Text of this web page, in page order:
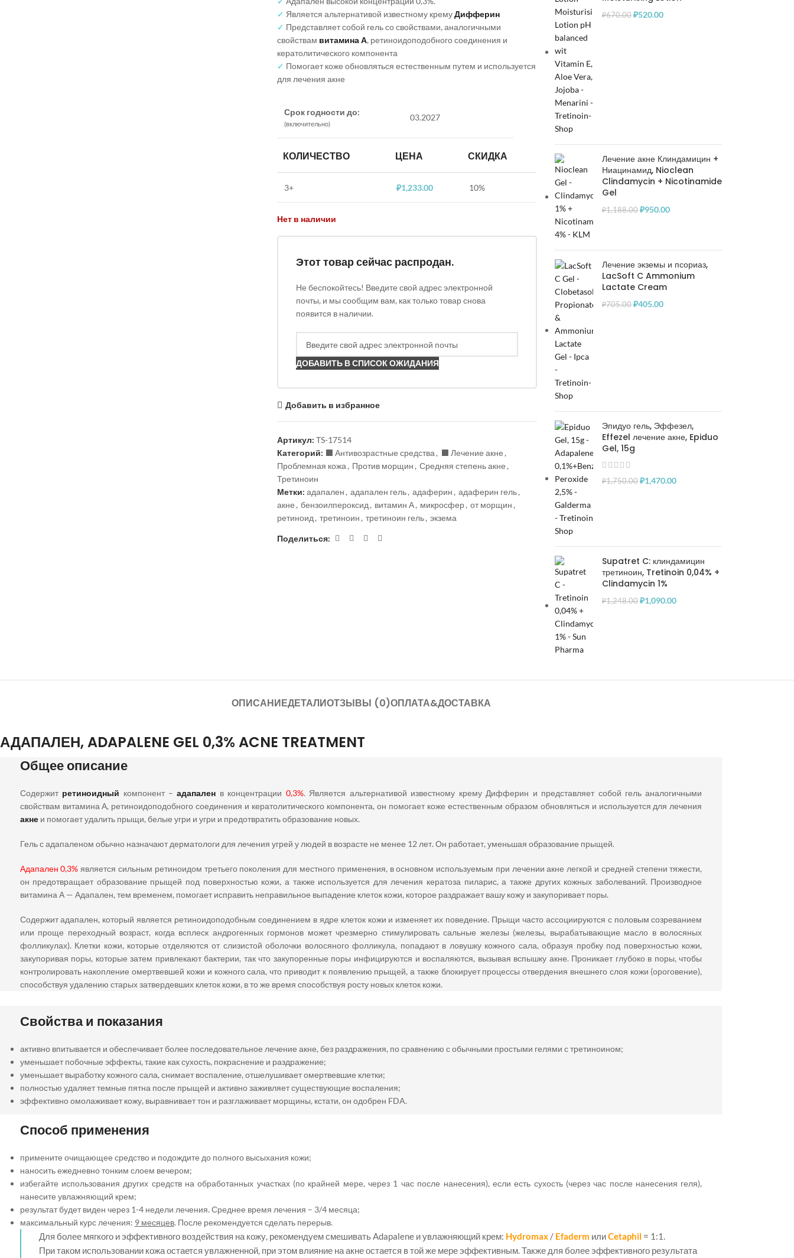
✓ Является альтернативой известному кремуДифферин
✓ Представляет собой гель со свойствами, аналогичными
свойствам витамина А, ретиноидоподобного соединения и
кератолитического компонента
✓ Помогает коже обновляться естественным путем и используется
для лечения акне
Срок годности до:
(включительно)
03.2027
КОЛИЧЕСТВО ЦЕНА СКИДКА
3+ ₽1,233.00 10%
Нет в наличии
Этот товар сейчас распродан.
Не беспокойтесь! Введите свой адрес электронной
почты, и мы сообщим вам, как только товар снова
появится в наличии.
ДОБАВИТЬ В СПИСОК ОЖИДАНИЯ
Добавить в избранное
Артикул:TS-17514
Категорий: ⬛️ Антивозрастные средства , ⬛️ Лечение акне ,
Проблемная кожа , Против морщин , Средняя степень акне ,
Третиноин
Метки: адапален , адапален гель, адаферин , адаферин гель,
акне , бензоилпероксид , витамин А, микросфер, от морщин ,
ретиноид , третиноин , третиноин гель, экзема
Поделиться:
₽670.00 ₽520.00
Лечение акне Клиндамицин +
Ниацинамид, Nioclean
Clindamycin + Nicotinamide
Gel
₽1,188.00 ₽950.00
Лечение экземы и псориаз,
LacSoft C Ammonium
Lactate Cream
₽705.00 ₽405.00
Эпидуо гель, Эффезел,
Effezel лечение акне, Epiduo
Gel, 15g
₽1,750.00 ₽1,470.00
Supatret C: клиндамицин
третиноин, Tretinoin 0,04% +
Clindamycin 1%
₽1,248.00 ₽1,090.00
ОПИСАНИЕДЕТАЛИОТЗЫВЫ (0)ОПЛАТА&ДОСТАВКА
АДАПАЛЕН, ADAPALENE GEL 0,3% ACNE TREATMENT
Общее описание
Содержит ретиноидный компонент –адапален в концентрации 0,3%. Является альтернативой известному крему Дифферин и представляет собой гель аналогичными
свойствам витамина А, ретиноидоподобного соединения и кератолитического компонента, он помогает коже естественным образом обновляться и используется для лечения
акнеи помогает удалить прыщи, белые угри и угри и предотвратить образование новых.
Гель с адапаленом обычно назначают дерматологи для лечения угрей у людей в возрасте не менее 12 лет. Он работает, уменьшая образование прыщей.
Адапален 0,3% является сильным ретиноидом третьего поколения для местного применения, в основном используемым при лечении акне легкой и средней степени тяжести,
он предотвращает образование прыщей под поверхностью кожи, а также используется для лечения кератоза пиларис, а также других кожных заболеваний. Производное
витамина А — Адапален, тем временем, помогает исправить неправильное выпадение клеток кожи, которое раздражает вашу кожу и закупоривает поры.
Содержит адапален, который является ретиноидоподобным соединением в ядре клеток кожи и изменяет их поведение. Прыщи часто ассоциируются с половым созреванием
или проще переходный возраст, когда всплеск андрогенных гормонов может чрезмерно стимулировать сальные железы (железы, вырабатывающие масло в волосяных
фолликулах). Клетки кожи, которые отделяются от слизистой оболочки волосяного фолликула, попадают в ловушку кожного сала, образуя пробку под поверхностью кожи,
закупоривая поры, которые затем привлекают бактерии, так что закупоренные поры инфицируются и воспаляются, вызывая вспышку акне. Проникает глубоко в поры, чтобы
контролировать накопление омертвевшей кожи и кожного сала, что приводит к появлению прыщей, а также блокирует процессы отвердения внешнего слоя кожи (ороговение),
способствуя удалению старых затвердевших клеток кожи, в то же время способствуя росту новых клеток кожи.
Свойства и показания
активно впитывается и обеспечивает более последовательное лечение акне, без раздражения, по сравнению с обычными простыми гелями с третиноином;
уменьшает побочные эффекты, такие как сухость, покраснение и раздражение;
уменьшает выработку кожного сала, снимает воспаление, отшелушивает омертвевшие клетки;
полностью удаляет темные пятна после прыщей и активно заживляет существующие воспаления;
эффективно омолаживает кожу, выравнивает тон и разглаживает морщины, кстати, он одобрен FDA.
Способ применения
примените очищающее средство и подождите до полного высыхания кожи;
наносить ежедневно тонким слоем вечером;
избегайте использования других средств на обработанных участках (по крайней мере, через 1 час после нанесения), если есть сухость (через час после нанесения геля),
нанесите увлажняющий крем;
результат будет виден через 1-4 недели лечения. Среднее время лечения – 3/4 месяца;
максимальный курс лечения: 9 месяцев. После рекомендуется сделать перерыв.
Для более мягкого и эффективного воздействия на кожу, рекомендуем смешивать Adapalene и увлажняющий крем: Hydromax/ Efaderm илиCetaphil = 1:1.
При таком использовании кожа остается увлажненной, при этом влияние на акне остается в той же мере эффективным. Также для более эффективного результата